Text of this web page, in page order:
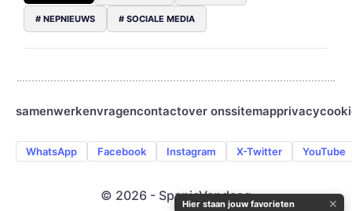
# NEPNIEUWS # SOCIALE MEDIA
samenwerkenvragencontactover onssitemapprivacy
WhatsApp Facebook Instagram X-Twitter YouTube
© 2026 - SpanjeVandaag
Hier staan jouw favorieten ✕